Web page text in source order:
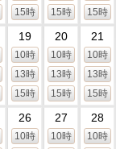
15時
15時
15時
19
10時
13時
15時
20
10時
13時
15時
21
10時
13時
15時
26
10時
27
10時
28
10時